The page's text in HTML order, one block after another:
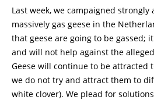
Last week, we campaigned
massively gas geese in the
that geese are going to be gassed;
and will not help against the
Geese will continue to be attracted
we do not try and attract them to
white clover). We plead for